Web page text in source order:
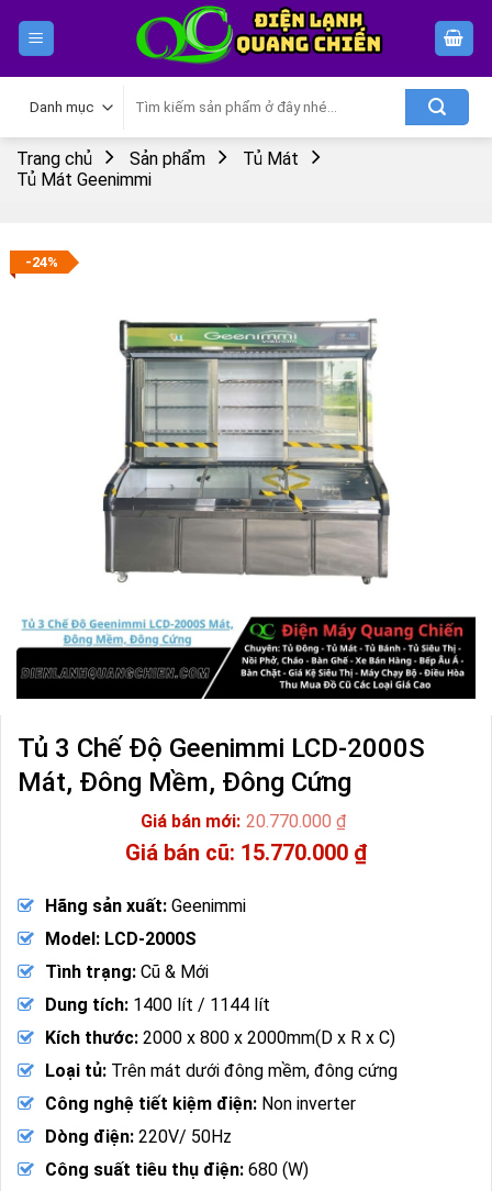
kiếm:
Trang chủ Sản phẩm
Tủ Mát
Tủ Mát Geenimmi
-24%
Tủ 3 Chế Độ Geenimmi LCD-2000S
Mát, Đông Mềm, Đông Cứng
20.770.000₫
Giá
là:
20.770.000 ₫.
15.770.000 ₫
hiện
tại
Hãng sản xuất: Geenimmi
Model: LCD-2000S
Tình trạng: Cũ & Mới
Dung tích: 1400 lít / 1144 lít
Kích thước: 2000 x 800 x 2000mm(D x R x C)
Loại tủ: Trên mát dưới đông mềm, đông cứng
Công nghệ tiết kiệm điện: Non inverter
Dòng điện: 220V/ 50Hz
Công suất tiêu thụ điện: 680 (W)